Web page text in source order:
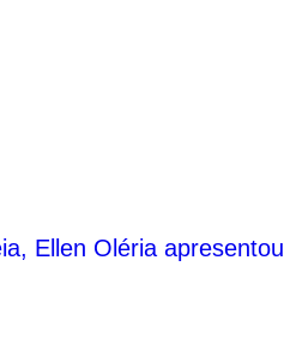
Ellen Oléria